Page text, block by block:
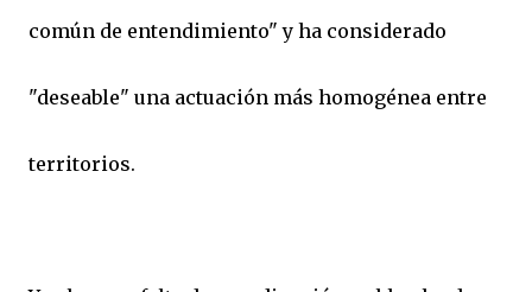
común de entendimiento" y ha considerado
"deseable" una actuación más homogénea entre
territorios.